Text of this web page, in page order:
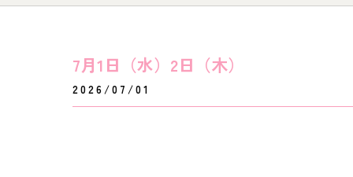
7月1日（水）2日（木）
2026/07/01